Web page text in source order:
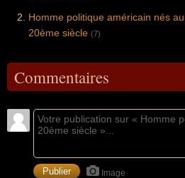
Homme politique américain nés
20ème siècle (7)
Commentaires
Image